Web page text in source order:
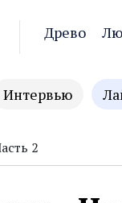
Древо
Интервью
2